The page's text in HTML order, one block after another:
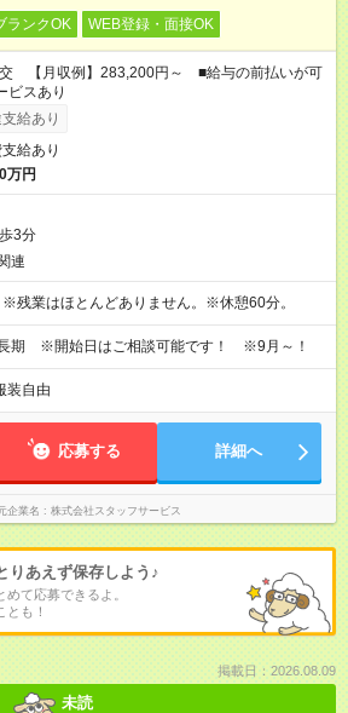
ランクOK WEB登録・面接OK
【月収例】283,200円～ ■給与の前払いが可
ビスあり
給あり
給あり
万円
3分
連
業はほとんどありません。※休憩60分。
期 ※開始日はご相談可能です！ ※9月～！
装自由
応募する 詳細へ
企業名 株式会社スタッフサービス
りあえず保存しよう♪
て応募できるよ。
も！
掲載日：2026.08.09
未読